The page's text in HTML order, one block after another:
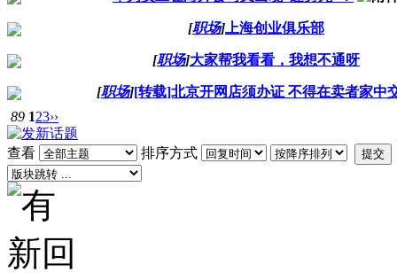
[职场] 上海创业俱乐部
[职场]大家帮我看看，我想不通呀
[职场][转载]北京开网店须办证 不得在卖者家中
89 123››
查看 排序方式 提交